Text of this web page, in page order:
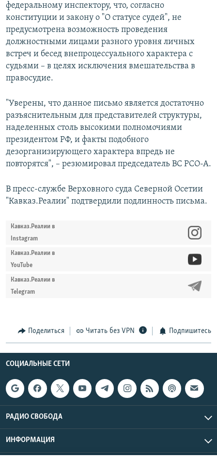
федеральному инспектору, что, согласно
конституции и закону о "О статусе судей", не
предусмотрена возможность проведения
должностными лицами разного уровня личных
встреч и бесед внепроцессуального характера с
судьями – в целях исключения вмешательства в
правосудие.
"Уверены, что данное письмо является достаточно
разъяснительным для представителей структуры,
наделенных столь высокими полномочиями
президентом РФ, и факты подобного
дезорганизирующего характера впредь не
повторятся", – резюмировал председатель ВС РСО-А.
В пресс-службе Верховного суда Северной Осетии
"Кавказ.Реалии" подтвердили подлинность письма.
Кавказ.Реалии в
Instagram
Кавказ.Реалии в
YouTube
Кавказ.Реалии в
Telegram
Поделиться Читать без VPN Подпишитесь
СОЦИАЛЬНЫЕ СЕТИ
РАДИО СВОБОДА
ИНФОРМАЦИЯ